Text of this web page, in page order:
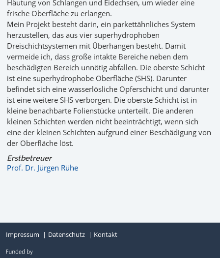
Häutung von Schlangen und Eidechsen, um wieder eine
frische Oberfläche zu erlangen.
Mein Projekt besteht darin, ein parkettähnliches System
herzustellen, das aus vier superhydrophoben
Dreischichtsystemen mit Überhängen besteht. Damit
vermeide ich, dass große intakte Bereiche neben dem
beschädigten Bereich unnötig abfallen. Die oberste Schicht
ist eine superhydrophobe Oberfläche (SHS). Darunter
befindet sich eine wasserlösliche Opferschicht und darunter
ist eine weitere SHS verborgen. Die oberste Schicht ist in
kleine benachbarte Folienstücke unterteilt. Die anderen
kleinen Schichten werden nicht beeinträchtigt, wenn sich
eine der kleinen Schichten aufgrund einer Beschädigung von
der Oberfläche löst.
Erstbetreuer
Prof. Dr. Jürgen Rühe
Impressum Datenschutz Kontakt